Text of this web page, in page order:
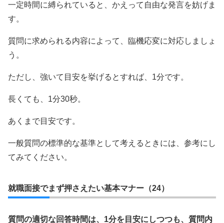
一定時間に縛られていると、かえって自由な発言を妨げま
す。
質問に求められる内容によって、臨機応変に対応しましょ
う。
ただし、強いて目安を挙げるとすれば、1分です。
長くても、1分30秒。
あくまで目安です。
一般質問の標準的な基準として考えるときには、参考にし
てみてください。
就職面接でまず押さえたい基本マナー（24）
質問の適切な回答時間は、1分を目安にしつつも、質問内